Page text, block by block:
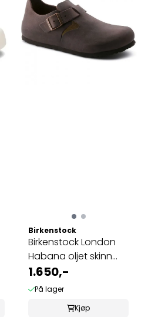
Birkenstock
Birkenstock London
Habana oljet skinn
normal
1.650,-
På lager
Kjøp